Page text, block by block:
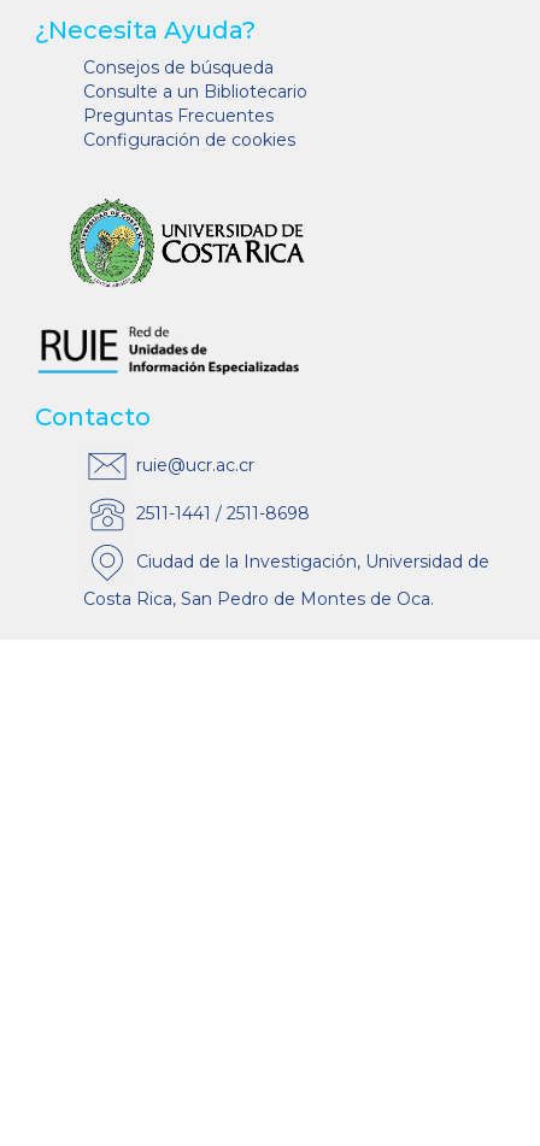
¿Necesita Ayuda?
Consejos de búsqueda
Consulte a un Bibliotecario
Preguntas Frecuentes
Configuración de cookies
Contacto
ruie@ucr.ac.cr
2511-1441 / 2511-8698
Ciudad de la Investigación, Universidad de
Costa Rica, San Pedro de Montes de Oca.